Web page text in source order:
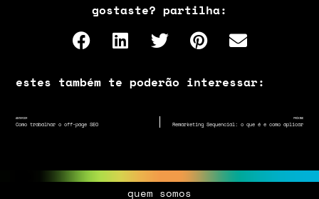
gostaste? partilha:
estes também te poderão interessar:
ANTERIOR
Como trabalhar o off-page SEO
PRÓXIMO
Remarketing Sequencial: o que é e como aplicar
quem somos